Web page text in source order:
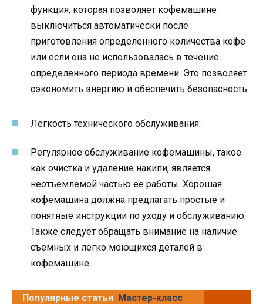
функция, которая позволяет кофемашине
выключиться автоматически после
приготовления определенного количества кофе
или если она не использовалась в течение
определенного периода времени. Это позволяет
сэкономить энергию и обеспечить безопасность.
Легкость технического обслуживания:
Регулярное обслуживание кофемашины, такое
как очистка и удаление накипи, является
неотъемлемой частью ее работы. Хорошая
кофемашина должна предлагать простые и
понятные инструкции по уходу и обслуживанию.
Также следует обращать внимание на наличие
съемных и легко моющихся деталей в
кофемашине.
Популярные статьи Мастер-класс